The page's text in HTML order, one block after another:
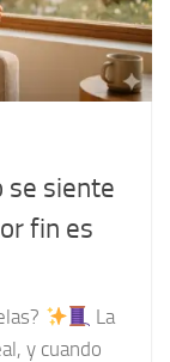
se siente
fin es
La
y cuando